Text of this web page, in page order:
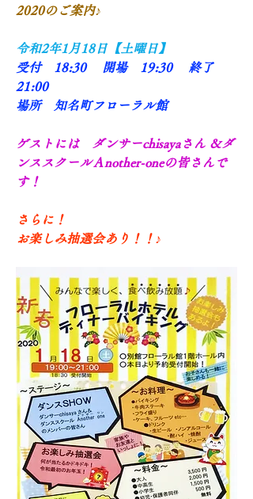
2020のご案内♪
令和2年1月18日【土曜日】
受付　18:30     開場　19:30　 終了
21:00
場所　知名町フローラル館
ゲストには　ダンサーchisayaさん ＆ダ
ンススクールＡnother-oneの皆さんで
す！
さらに！
お楽しみ抽選会あり！！♪